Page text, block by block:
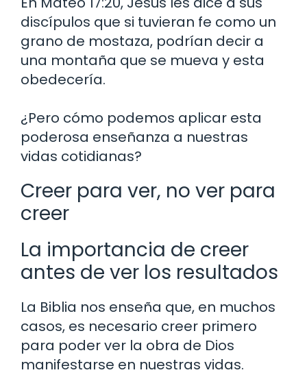
discípulos que si tuvieran fe como un
grano de mostaza, podrían decir a
una montaña que se mueva y esta
obedecería.
¿Pero cómo podemos aplicar esta
poderosa enseñanza a nuestras
vidas cotidianas?
Creer para ver, no ver para
creer
La importancia de creer
antes de ver los resultados
La Biblia nos enseña que, en muchos
casos, es necesario creer primero
para poder ver la obra de Dios
manifestarse en nuestras vidas.